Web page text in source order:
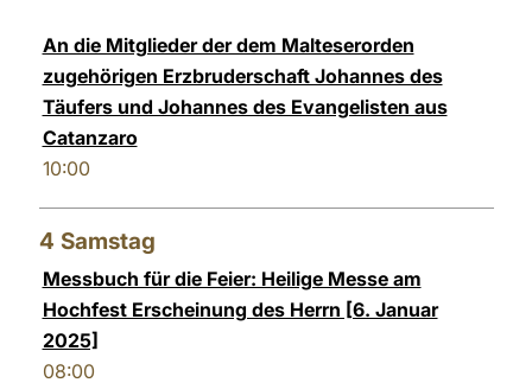
An die Mitglieder der dem Malteserorden
zugehörigen Erzbruderschaft Johannes des
Täufers und Johannes des Evangelisten aus
Catanzaro
10:00
4 Samstag
Messbuch für die Feier: Heilige Messe am
Hochfest Erscheinung des Herrn [6. Januar
2025]
08:00